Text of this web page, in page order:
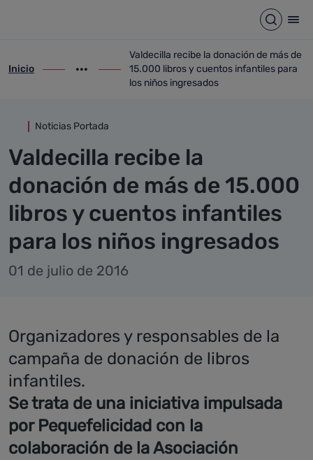
Abrir
ir-a inicio
Inicio
Mostrar opciones del camino de migas
ir-a Valdecilla recibe la donación de
Valdecilla recibe la donación de más de
15.000 libros y cuentos infantiles para
los niños ingresados
Noticias Portada
Valdecilla recibe la
donación de más de 15.000
libros y cuentos infantiles
para los niños ingresados
01 de julio de 2016
Organizadores y responsables de la
campaña de donación de libros
infantiles.
Se trata de una iniciativa impulsada
por Pequefelicidad con la
colaboración de la Asociación